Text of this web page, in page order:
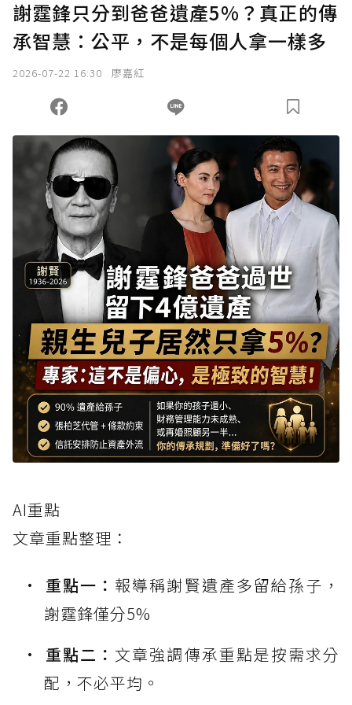
謝霆鋒只分到爸爸遺產5%？真正的傳
承智慧：公平，不是每個人拿一樣多
2026-07-22 16:30 廖嘉紅
AI重點
文章重點整理：
重點一： 報導稱謝賢遺產多留給孫子，
謝霆鋒僅分5%
重點二： 文章強調傳承重點是按需求分
配，不必平均。